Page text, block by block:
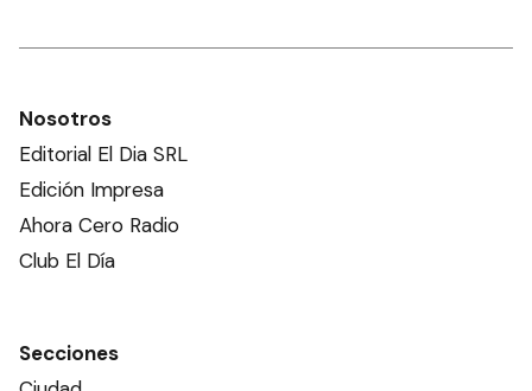
Nosotros
Editorial El Dia SRL
Edición Impresa
Ahora Cero Radio
Club El Día
Secciones